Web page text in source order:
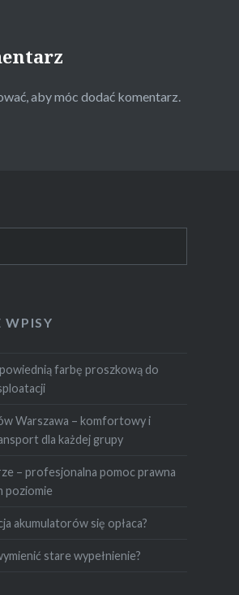
, aby móc dodać komentarz.
WPISY
farbę proszkową do
Warszawa – komfortowy i
dla każdej grupy
– profesjonalna pomoc prawna
poziomie
akumulatorów się opłaca?
stare wypełnienie?